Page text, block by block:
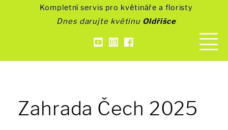
Kompletní servis pro květináře a floristy
Dnes darujte květinu Oldřišce
Zahrada Čech 2025